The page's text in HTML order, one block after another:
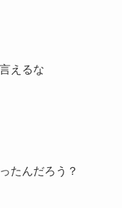
えるな
たんだろう？